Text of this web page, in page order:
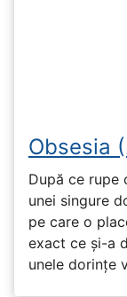
Obsesia
După ce rupe
unei singure
pe care o
exact ce și-a
unele dorințe